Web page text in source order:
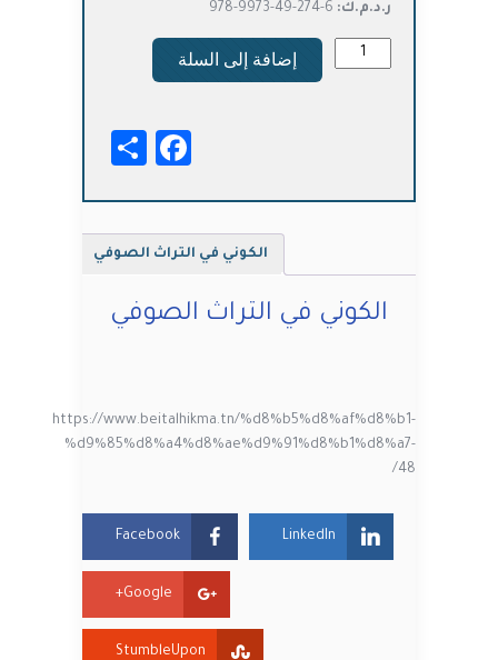
ر.د.م.ك:
إضافة إلى السلة
Facebook
الكوني في التراث الصوفي
الكوني في التراث الصوفي
https://www.beitalhikma.tn/%d8%b5%d8%af%d8%b1-
%d9%85%d8%a4%d8%ae%d9%91%d8%b1%d8%a7-
48/
Facebook LinkedIn
Google+
StumbleUpon